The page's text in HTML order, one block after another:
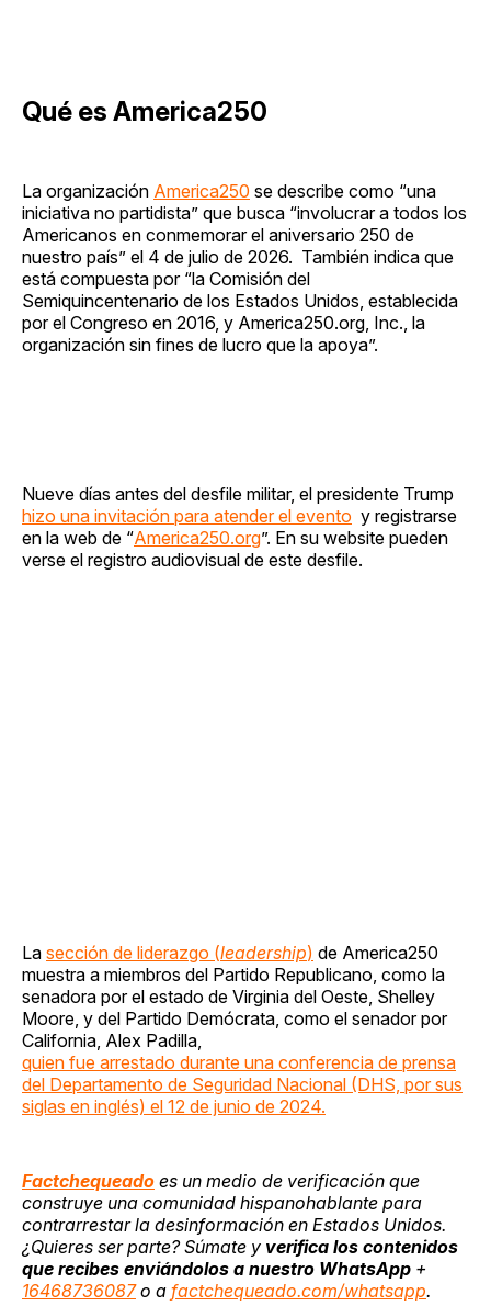
Qué es America250
La organización America250 se describe como “una
iniciativa no partidista” que busca “involucrar a todos los
Americanos en conmemorar el aniversario 250 de
nuestro país” el 4 de julio de 2026. También indica que
está compuesta por “la Comisión del
Semiquincentenario de los Estados Unidos, establecida
por el Congreso en 2016, y America250.org, Inc., la
organización sin fines de lucro que la apoya”.
Nueve días antes del desfile militar, el presidente Trump
hizo una invitación para atender el evento y registrarse
en la web de “America250.org”. En su website pueden
verse el registro audiovisual de este desfile.
La sección de liderazgo (leadership) de America250
muestra a miembros del Partido Republicano, como la
senadora por el estado de Virginia del Oeste, Shelley
Moore, y del Partido Demócrata, como el senador por
California, Alex Padilla,
quien fue arrestado durante una conferencia de prensa
del Departamento de Seguridad Nacional (DHS, por sus
siglas en inglés) el 12 de junio de 2024.
Factchequeado es un medio de verificación que
construye una comunidad hispanohablante para
contrarrestar la desinformación en Estados Unidos.
¿Quieres ser parte? Súmate y verifica los contenidos
que recibes enviándolos a nuestro WhatsApp +
16468736087o a factchequeado.com/whatsapp.